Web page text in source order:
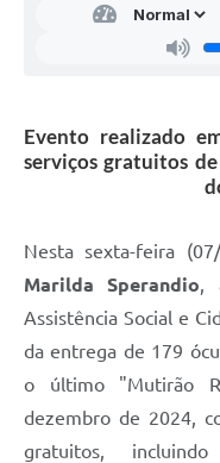
Evento realizado
serviços gratuitos
Nesta sexta-feira
Marilda Sperandio ,
Assistência Social e
da entrega de 179
o último "Mutirão
dezembro de 2024,
gratuitos, incluindo